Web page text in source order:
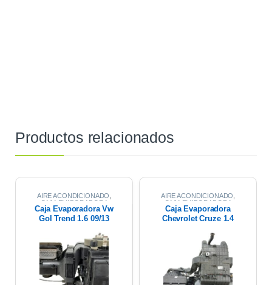
Productos relacionados
AIRE ACONDICIONADO,
CAJA EVAPORADORA
Caja Evaporadora Vw
Gol Trend 1.6 09/13
AIRE ACONDICIONADO,
CAJA EVAPORADORA
Caja Evaporadora
Chevrolet Cruze 1.4